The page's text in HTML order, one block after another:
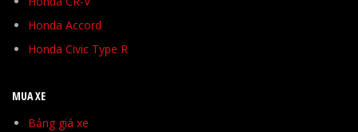
Honda Accord
Honda Civic Type R
MUA XE
Bảng giá xe